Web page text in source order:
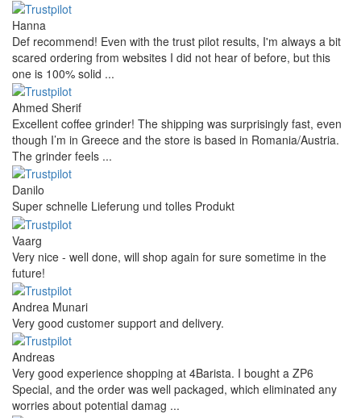
Hanna
Def recommend! Even with the trust pilot results, I'm always a bit
scared ordering from websites I did not hear of before, but this
one is 100% solid ...
Ahmed Sherif
Excellent coffee grinder! The shipping was surprisingly fast, even
though I’m in Greece and the store is based in Romania/Austria.
The grinder feels ...
Danilo
Super schnelle Lieferung und tolles Produkt
Vaarg
Very nice - well done, will shop again for sure sometime in the
future!
Andrea Munari
Very good customer support and delivery.
Andreas
Very good experience shopping at 4Barista. I bought a ZP6
Special, and the order was well packaged, which eliminated any
worries about potential damag ...